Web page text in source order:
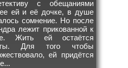
с обещаниями
ей и её дочке, в душе
сомнение. Но после
лежит прикованной к
Жить ей остаётся
Для того чтобы
ей придётся